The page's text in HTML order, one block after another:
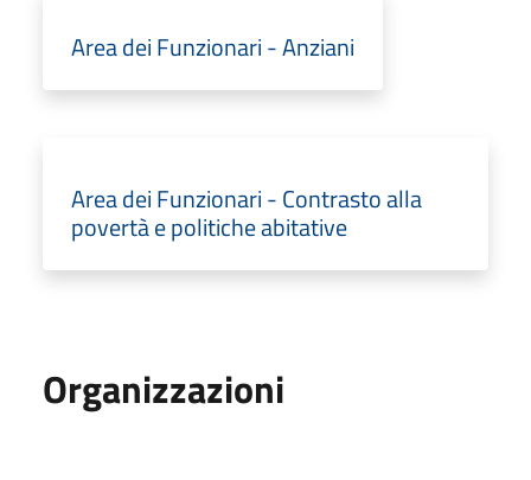
Area dei Funzionari - Anziani
Area dei Funzionari - Contrasto alla
povertà e politiche abitative
Organizzazioni